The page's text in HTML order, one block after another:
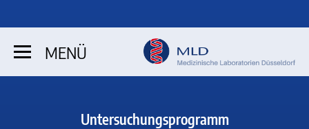
MENÜ
Untersuchungsprogramm